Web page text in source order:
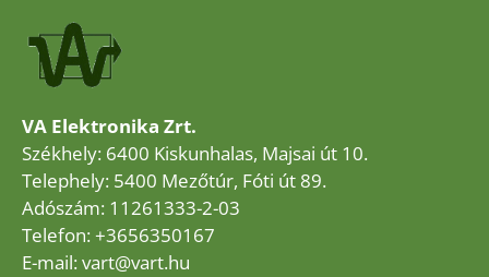
VA Elektronika Zrt.
Székhely: 6400 Kiskunhalas, Majsai út 10.
Telephely: 5400 Mezőtúr, Fóti út 89.
Adószám: 11261333-2-03
Telefon: +3656350167
E-mail: vart@vart.hu